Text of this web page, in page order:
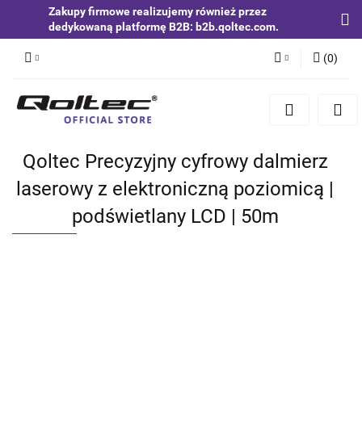
Zakupy firmowe realizujemy również przez
dedykowaną platformę B2B: b2b.qoltec.com.
Zaloguj się
Zgody cookies
(0)
Qoltec Precyzyjny cyfrowy dalmierz
laserowy z elektroniczną poziomicą |
podświetlany LCD | 50m